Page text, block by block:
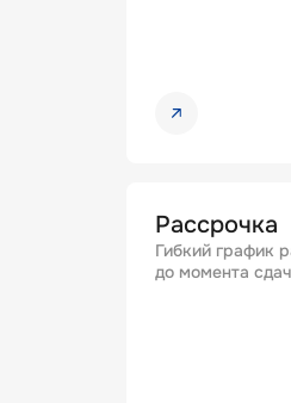
Рассрочка
Гибкий график
до момента